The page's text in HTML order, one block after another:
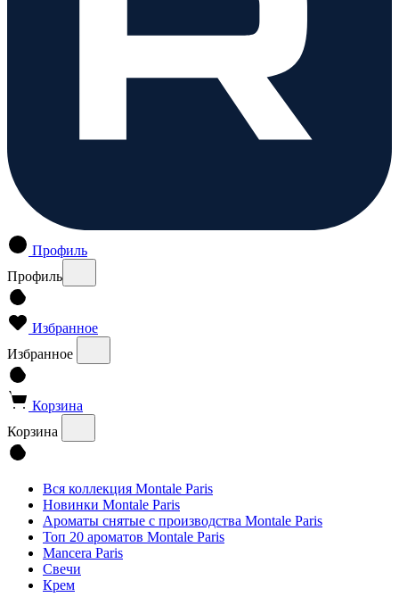
Профиль
Профиль
Избранное
Избранное
Корзина
Корзина
Вся коллекция Montale Paris
Новинки Montale Paris
Ароматы cнятые с производства Montale Paris
Топ 20 ароматов Montale Paris
Mancera Paris
Свечи
Крем